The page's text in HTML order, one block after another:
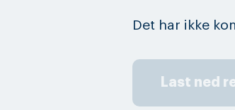
Det har ikke
Last ned